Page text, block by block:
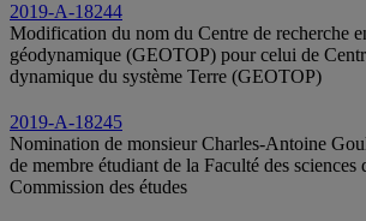
2019-A-18244
Modification du nom du Centre de recherche
géodynamique (GEOTOP) pour celui de
dynamique du système Terre (GEOTOP)
2019-A-18245
Nomination de monsieur Charles-Antoine
de membre étudiant de la Faculté des sciences
Commission des études